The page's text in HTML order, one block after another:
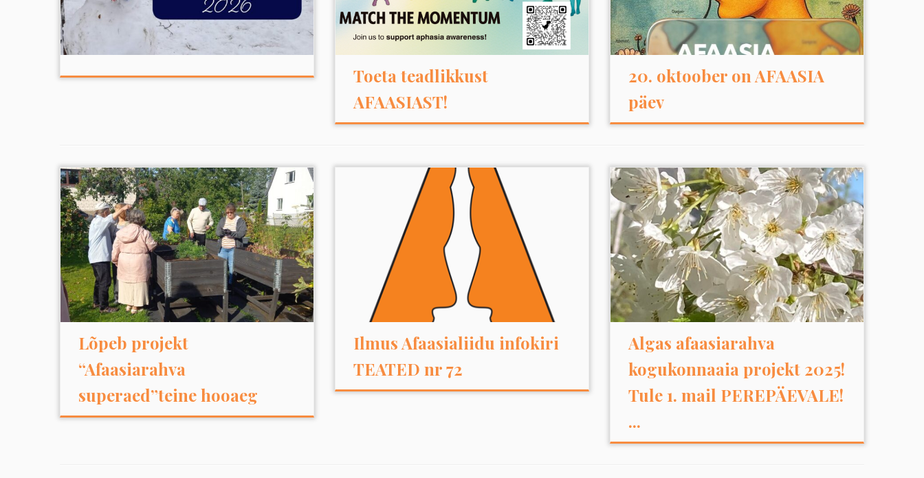
Toeta teadlikkust
AFAASIAST!
20. oktoober on AFAASIA
päev
Lõpeb projekt
“Afaasiarahva
superaed”teine hooaeg
Ilmus Afaasialiidu infokiri
TEATED nr 72
Algas afaasiarahva
kogukonnaaia projekt 2025!
Tule 1. mail PEREPÄEVALE!
...